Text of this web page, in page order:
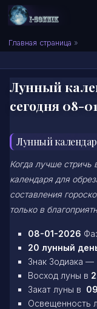
Skip to content
Сонник I-
Главная страница »
Лунный
сегодня 08-
Лунный
Когда лучше стричь
календаря для
составления
только в
08-01-2026
20 лунный
Знак Зодиака —
Восход луны в
Закат луны в
Освещенность